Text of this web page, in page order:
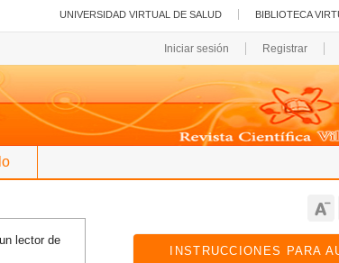
BIBLIOTECA
UNIVERSIDAD VIRTUAL DE SALUD
Registrar
Iniciar sesión
INSTRUCCIONES PARA
lector de